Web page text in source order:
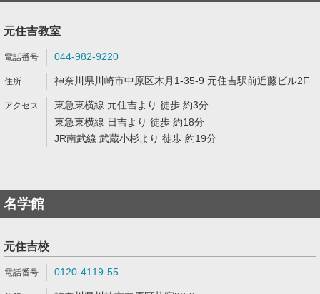
元住吉教室
044-982-9220
神奈川県川崎市中原区木月1-35-9 元住吉駅前近藤ビル2F
東急東横線 元住吉より 徒歩 約3分
東急東横線 日吉より 徒歩 約18分
JR南武線 武蔵小杉より 徒歩 約19分
名学館
元住吉校
0120-4119-55